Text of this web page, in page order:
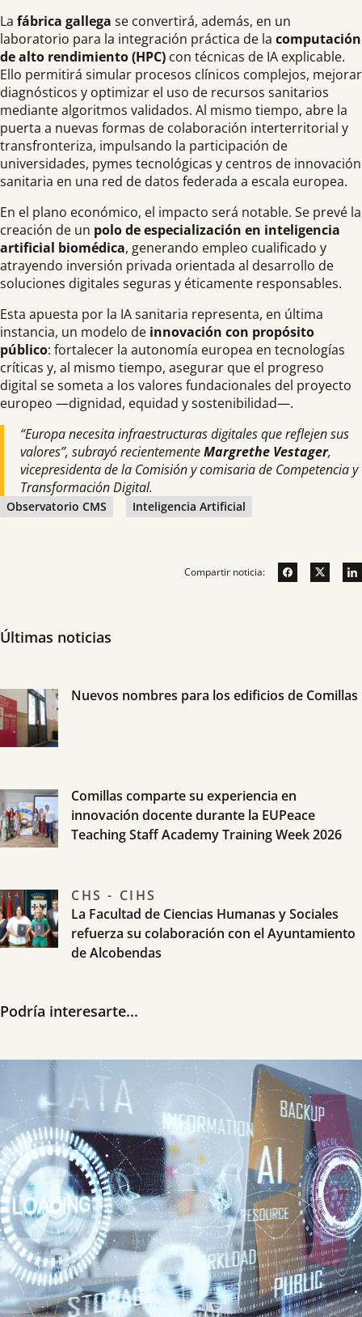
La fábrica gallega se convertirá, además, en un
laboratorio para la integración práctica de la computación
de alto rendimiento (HPC) con técnicas de IA explicable.
Ello permitirá simular procesos clínicos complejos, mejorar
diagnósticos y optimizar el uso de recursos sanitarios
mediante algoritmos validados. Al mismo tiempo, abre la
puerta a nuevas formas de colaboración interterritorial y
transfronteriza, impulsando la participación de
universidades, pymes tecnológicas y centros de innovación
sanitaria en una red de datos federada a escala europea.
En el plano económico, el impacto será notable. Se prevé la
creación de un polo de especialización en inteligencia
artificial biomédica, generando empleo cualificado y
atrayendo inversión privada orientada al desarrollo de
soluciones digitales seguras y éticamente responsables.
Esta apuesta por la IA sanitaria representa, en última
instancia, un modelo de innovación con propósito
público: fortalecer la autonomía europea en tecnologías
críticas y, al mismo tiempo, asegurar que el progreso
digital se someta a los valores fundacionales del proyecto
europeo —dignidad, equidad y sostenibilidad—.
“Europa necesita infraestructuras digitales que reflejen sus
valores”, subrayó recientementeMargrethe Vestager,
vicepresidenta de la Comisión y comisaria de Competencia y
Transformación Digital.
Observatorio CMS Inteligencia Artificial
Compartir noticia:
Últimas noticias
Nuevos nombres para los edificios de Comillas
Comillas comparte su experiencia en
innovación docente durante la EUPeace
Teaching Staff Academy Training Week 2026
CHS - CIHS
La Facultad de Ciencias Humanas y Sociales
refuerza su colaboración con el Ayuntamiento
de Alcobendas
Podría interesarte...